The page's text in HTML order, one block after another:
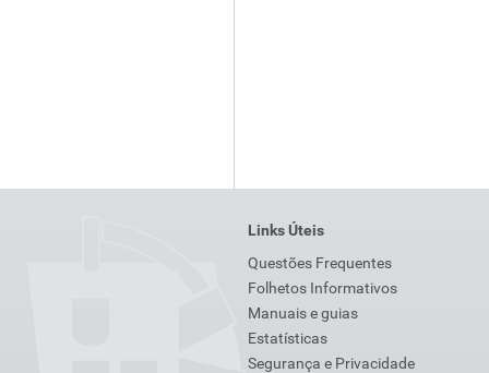
Links Úteis
Questões Frequentes
Folhetos Informativos
Manuais e guias
Estatísticas
Segurança e Privacidade